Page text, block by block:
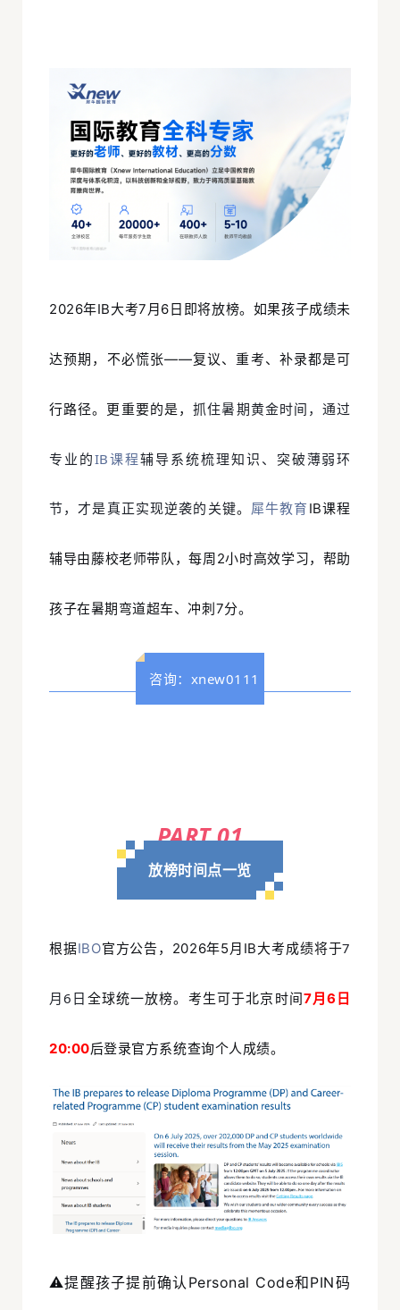
2026年IB大考7月6日即将放榜。如果孩子成绩未
达预期，不必慌张——复议、重考、补录都是可
行路径。更重要的是，抓住暑期黄金时间，通过
专业的IB课程辅导系统梳理知识、突破薄弱环
节，才是真正实现逆袭的关键。 犀牛教育 IB课程
辅导由藤校老师带队，每周2小时高效学习，帮助
孩子在暑期弯道超车、冲刺7分。
咨询：xnew0111
PART 01
放榜时间点一览
根据IBO官方公告，2026年5月IB大考成绩将于7
月6日 全球统一放榜。考生可于北京时间7月6日
20:00后登录官方系统查询个人成绩。
⚠️提醒孩子提前确认Personal Code和PIN码